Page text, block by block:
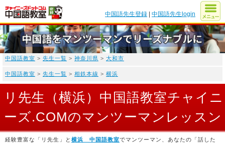
中国語先生登録 |中国語先生login
中国語教室 > 先生一覧 > 神奈川県 > 大和市
中国語教室 > 先生一覧 > 相鉄本線 > 横浜
リ先生（横浜）中国語教室チャイニ
ーズ.COMのマンツーマンレッスン
経験豊富な「リ先生」と 横浜 中国語教室でマンツーマン、あなたの「話した